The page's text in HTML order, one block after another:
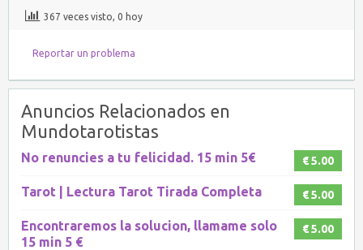
367 veces visto, 0 hoy
Reportar un problema
Anuncios Relacionados en
Mundotarotistas
€ 5.00
No renuncies a tu felicidad. 15 min 5€
€ 5.00
Tarot | Lectura Tarot Tirada Completa
€ 5.00
Encontraremos la solucion, llamame solo
15 min 5 €